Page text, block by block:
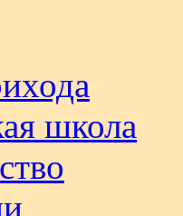
школа